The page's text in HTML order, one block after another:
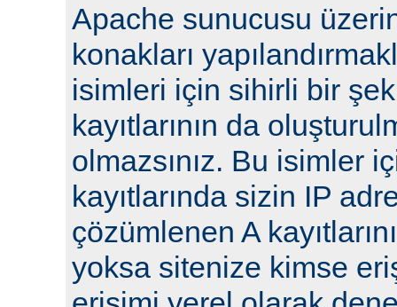
Apache sunucusu
konakları
isimleri için sihirli bir
kayıtlarının da
olmazsınız. Bu isimler
kayıtlarında sizin IP
çözümlenen A
yoksa sitenize kimse